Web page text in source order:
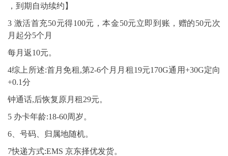
，到期自动续约】
3 激活首充50元得100元，本金50元立即到账，赠的50元次
月起分5个月
每月返10元。
4综上所述:首月免租,第2-6个月月租19元170G通用+30G定向
+0.1分
钟通话,后恢复原月租29元。
5 办卡年龄:18-60周岁。
6、号码、归属地随机。
7快递方式:EMS 京东择优发货。